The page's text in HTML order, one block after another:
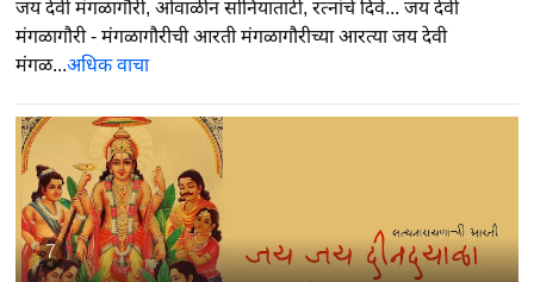
जय देवी मंगळागौरी, ओवाळीन सोनियाताटी, रत्नांचे दिवे... जय देवी
मंगळागौरी - मंगळागौरीची आरती मंगळागौरीच्या आरत्या जय देवी
मंगळ...अधिक वाचा
7